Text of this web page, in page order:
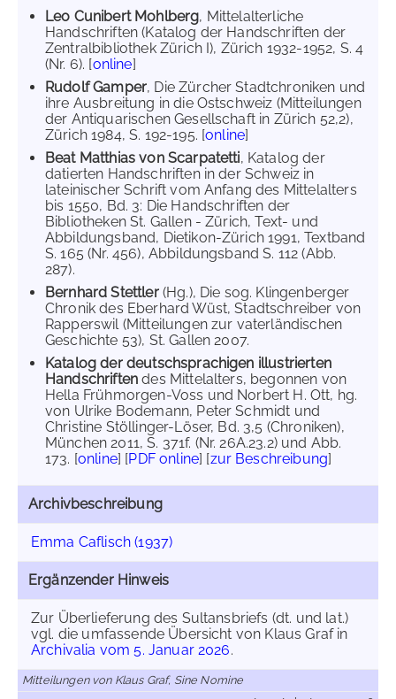
Leo Cunibert Mohlberg, Mittelalterliche
Handschriften (Katalog der Handschriften der
Zentralbibliothek Zürich I), Zürich 1932-1952, S. 4
(Nr. 6). [online]
Rudolf Gamper, Die Zürcher Stadtchroniken und
ihre Ausbreitung in die Ostschweiz (Mitteilungen
der Antiquarischen Gesellschaft in Zürich 52,2),
Zürich 1984, S. 192-195. [online]
Beat Matthias von Scarpatetti, Katalog der
datierten Handschriften in der Schweiz in
lateinischer Schrift vom Anfang des Mittelalters
bis 1550, Bd. 3: Die Handschriften der
Bibliotheken St. Gallen - Zürich, Text- und
Abbildungsband, Dietikon-Zürich 1991, Textband
S. 165 (Nr. 456), Abbildungsband S. 112 (Abb.
287).
Bernhard Stettler (Hg.), Die sog. Klingenberger
Chronik des Eberhard Wüst, Stadtschreiber von
Rapperswil (Mitteilungen zur vaterländischen
Geschichte 53), St. Gallen 2007.
Katalog der deutschsprachigen illustrierten
Handschriften des Mittelalters, begonnen von
Hella Frühmorgen-Voss und Norbert H. Ott, hg.
von Ulrike Bodemann, Peter Schmidt und
Christine Stöllinger-Löser, Bd. 3,5 (Chroniken),
München 2011, S. 371f. (Nr. 26A.23.2) und Abb.
173. [online] [PDF online] [zur Beschreibung]
Archivbeschreibung
Emma Caflisch (1937)
Ergänzender Hinweis
Zur Überlieferung des Sultansbriefs (dt. und lat.)
vgl. die umfassende Übersicht von Klaus Graf in
Archivalia vom 5. Januar 2026.
Mitteilungen von Klaus Graf, Sine Nomine